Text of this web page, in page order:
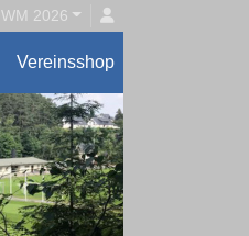
WM 2026
Vereinsshop